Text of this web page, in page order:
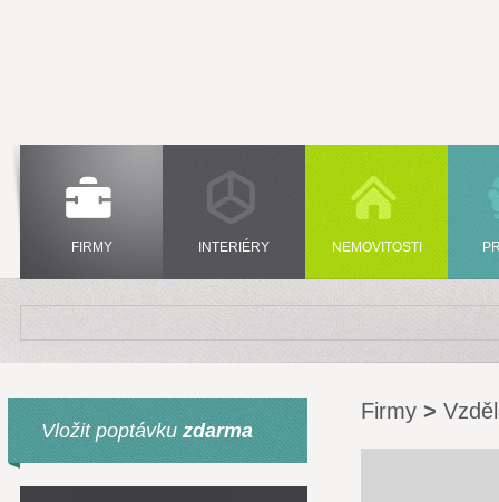
FIRMY INTERIÉRY NEMOVITOSTI
Vložit poptávku zdarma
Firmy >